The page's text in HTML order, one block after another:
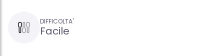
DIFFICOLTA'
Facile